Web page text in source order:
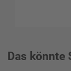
Das könnte